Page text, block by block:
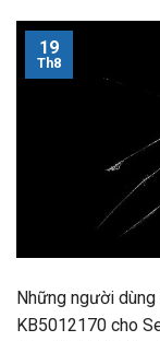
19
Th8
Những người
KB5012170 cho